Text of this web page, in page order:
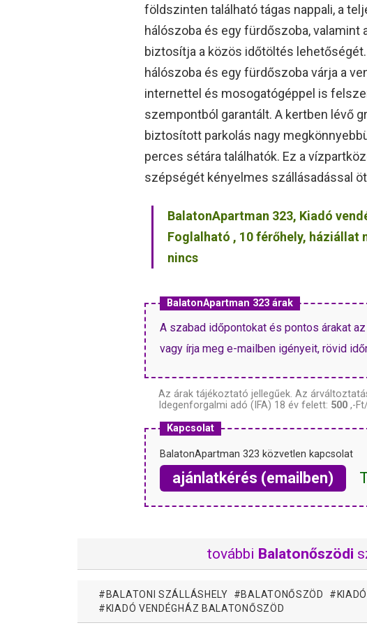
földszinten található tágas nappali, a
hálószoba és egy fürdőszoba,
biztosítja a közös időtöltés
hálószoba és egy fürdőszoba várja a
internettel és mosogatógéppel is
szempontból garantált. A kertben lévő
biztosított parkolás nagy
perces sétára találhatók. Ez a
szépségét kényelmes szállásadással
BalatonApartman 323, Kiadó
Foglalható , 10 férőhely, háziállat
nincs
BalatonApartman 323 árak
A szabad időpontokat és pontos árakat
vagy írja meg e-mailben igényeit, rövid
Az árak tájékoztató jellegűek. Az
Idegenforgalmi adó (IFA) 18 év felett: 500 ,-
Kapcsolat
BalatonApartman 323 közvetlen kapcsolat
ajánlatkérés (emailben)
további Balatonőszödi
BALATONI SZÁLLÁSHELY BALATONŐSZÖD
KIADÓ VENDÉGHÁZ BALATONŐSZÖD